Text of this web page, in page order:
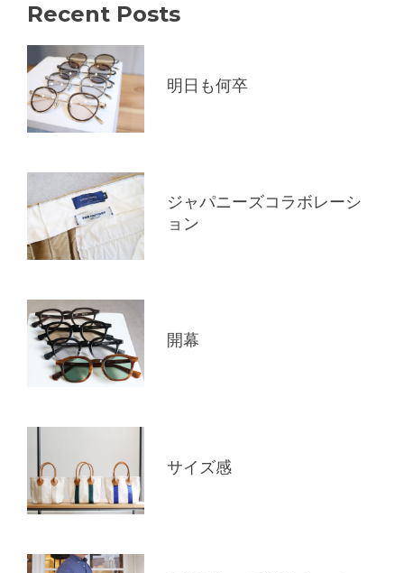
Recent Posts
明日も何卒
ジャパニーズコラボレーシ
ョン
開幕
サイズ感